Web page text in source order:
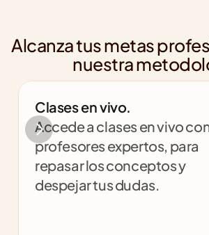
Alcanza tus metas
nuestra
Clases en vivo.
Accede a clases en vivo
profesores expertos, para
repasar los conceptos y
despejar tus dudas.